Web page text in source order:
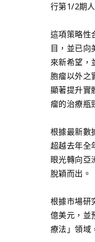
行第1/2期
這項策略性
目，並已向
來新希望，
胞瘤以外之
顯著提升實
瘤的治療瓶
根據最新數
超越去年全
眼光轉向亞
脫穎而出。
根據市場
億美元，並
療法」領域